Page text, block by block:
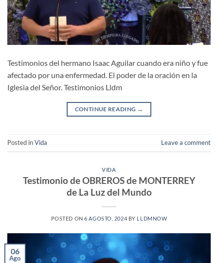
Testimonios del hermano Isaac Aguilar cuando era niño y fue
afectado por una enfermedad. El poder de la oración en la
Iglesia del Señor. Testimonios Lldm
CONTINUE READING →
Posted inVida Leave a comment
VIDA
Testimonio de OBREROS de MONTERREY
de La Luz del Mundo
POSTED ON6 AGOSTO, 2024 BY LLDMNOW
06
Ago